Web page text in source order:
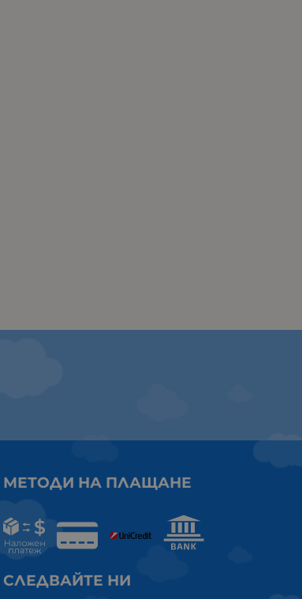
МЕТОДИ НА ПЛАЩАНЕ
СЛЕДВАЙТЕ НИ